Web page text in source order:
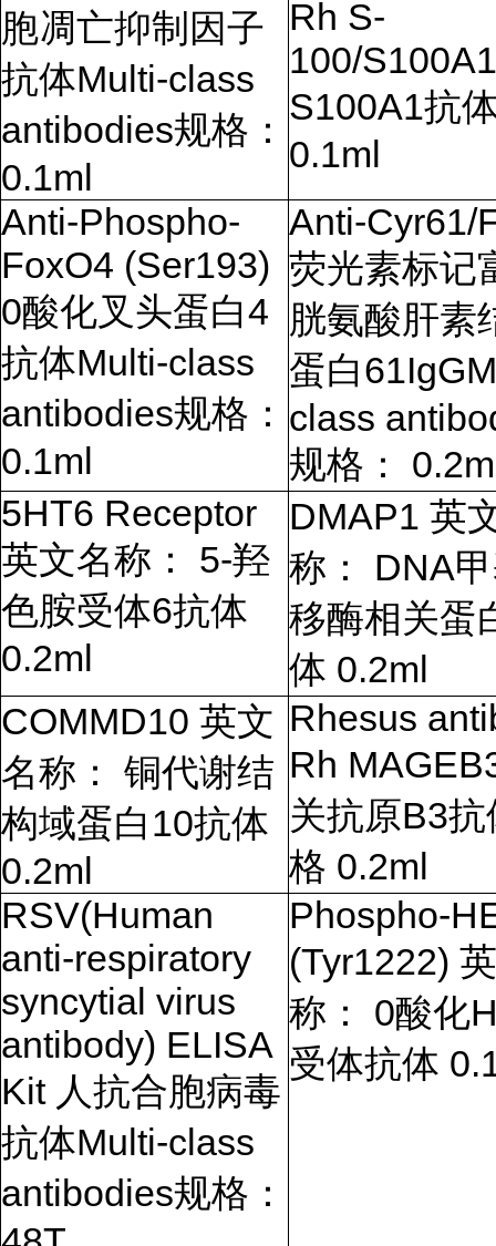
胞凋亡抑制因子
抗体Multi-class
antibodies规格：
0.1ml
Rh S-
100/S100A1
S100A1抗
0.1ml
Anti-Phospho-
FoxO4 (Ser193)
0酸化叉头蛋白4
抗体Multi-class
antibodies规格：
0.1ml
Anti-Cyr61/
荧光素标记
胱氨酸肝素
蛋白
class
规格：
5HT6 Receptor
英文名称：
5-羟
色胺受体6抗体
0.2ml
DMAP1 英
称：
DNA
移酶相关蛋
体 0.2ml
COMMD10 英文
名称： 铜代谢结
构域蛋白 10抗体
0.2ml
Rhesus
Rh
关抗原B3抗
格 0.2ml
RSV(Human
anti-respiratory
syncytial virus
antibody) ELISA
Kit 人抗合胞病毒
抗体Multi-class
antibodies规格：
Phospho-
(Tyr1222)
称：
0酸化
受体抗体